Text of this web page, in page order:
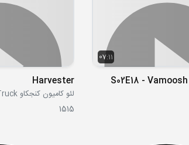
07:11
S02E18 -
Harvester
لئو کامیون کنجکاو Leo the Truck
1515